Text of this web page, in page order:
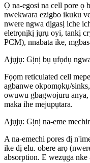
Ọ na-egosi na cell pore ọ
nwekwara ezigbo ikuku
nwere ngwa dịgasị iche
eletrọnịkị jụrụ oyi, tankị
PCM), nnabata ike,
Ajụjụ: Gịnị bụ ụfọdụ
Fọọm reticulated cell
agbanwe okpomọkụ/
owuwu gbagwojuru anya,
maka ihe mejupụtara.
Ajụjụ: Gịnị na-eme
A na-emechi pores dị
ike dị elu. obere arọ
absorption. E wezụga